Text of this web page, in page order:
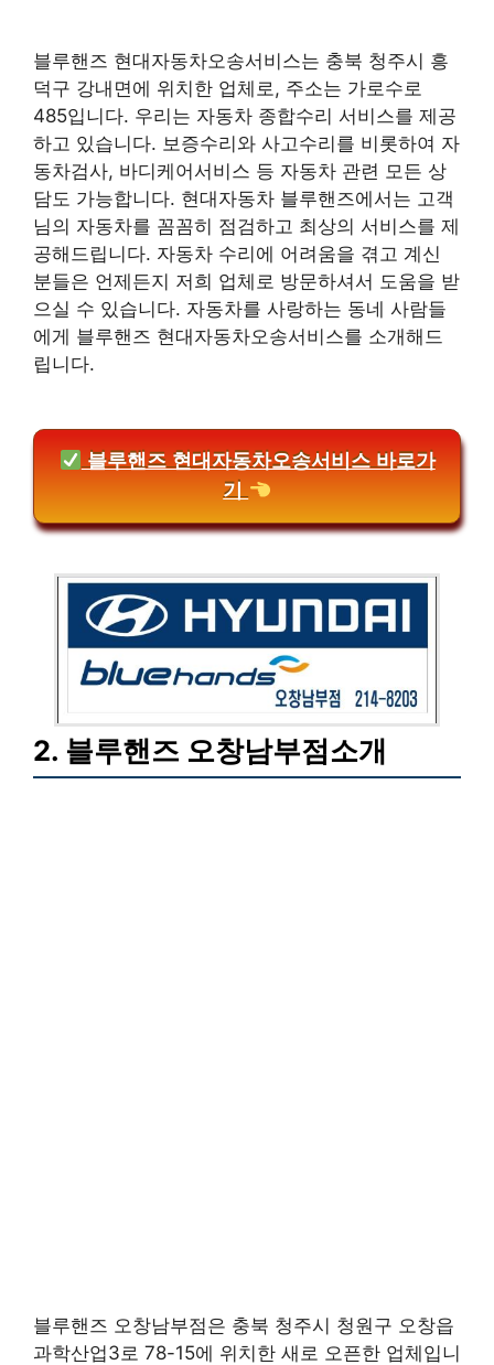
블루핸즈 현대자동차오송서비스는 충북 청주시 흥
덕구 강내면에 위치한 업체로, 주소는 가로수로
485입니다. 우리는 자동차 종합수리 서비스를 제공
하고 있습니다. 보증수리와 사고수리를 비롯하여 자
동차검사, 바디케어서비스 등 자동차 관련 모든 상
담도 가능합니다. 현대자동차 블루핸즈에서는 고객
님의 자동차를 꼼꼼히 점검하고 최상의 서비스를 제
공해드립니다. 자동차 수리에 어려움을 겪고 계신
분들은 언제든지 저희 업체로 방문하셔서 도움을 받
으실 수 있습니다. 자동차를 사랑하는 동네 사람들
에게 블루핸즈 현대자동차오송서비스를 소개해드
립니다.
블루핸즈 현대자동차오송서비스 바로가
기
2. 블루핸즈 오창남부점소개
블루핸즈 오창남부점은 충북 청주시 청원구 오창읍
과학산업3로 78-15에 위치한 새로 오픈한 업체입니